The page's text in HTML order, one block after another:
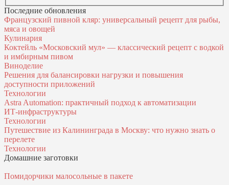
Последние обновления
Французский пивной кляр: универсальный рецепт для рыбы,
мяса и овощей
Кулинария
Коктейль «Московский мул» — классический рецепт с водкой
и имбирным пивом
Виноделие
Решения для балансировки нагрузки и повышения
доступности приложений
Технологии
Astra Automation: практичный подход к автоматизации
ИТ‑инфраструктуры
Технологии
Путешествие из Калининграда в Москву: что нужно знать о
перелете
Технологии
Домашние заготовки
Помидорчики малосольные в пакете